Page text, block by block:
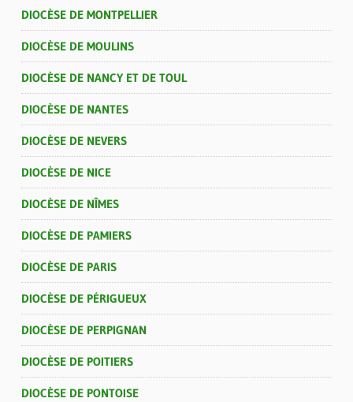
DIOCÈSE DE MONTPELLIER
DIOCÈSE DE MOULINS
DIOCÈSE DE NANCY ET DE TOUL
DIOCÈSE DE NANTES
DIOCÈSE DE NEVERS
DIOCÈSE DE NICE
DIOCÈSE DE NÎMES
DIOCÈSE DE PAMIERS
DIOCÈSE DE PARIS
DIOCÈSE DE PÉRIGUEUX
DIOCÈSE DE PERPIGNAN
DIOCÈSE DE POITIERS
DIOCÈSE DE PONTOISE